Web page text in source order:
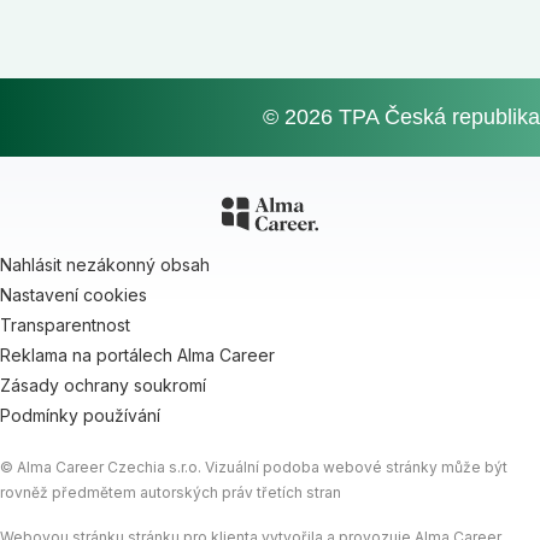
© 2026 TPA Česká republika
Nahlásit nezákonný obsah
Nastavení cookies
Transparentnost
Reklama na portálech Alma Career
Zásady ochrany soukromí
Podmínky používání
© Alma Career Czechia s.r.o. Vizuální podoba webové stránky může být
rovněž předmětem autorských práv třetích stran